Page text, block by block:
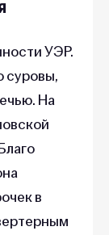
суровы,
На
в